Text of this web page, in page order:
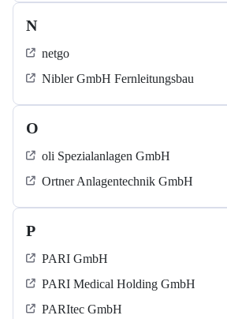
N
netgo
Nibler GmbH Fernleitungsbau
O
oli Spezialanlagen GmbH
Ortner Anlagentechnik GmbH
P
PARI GmbH
PARI Medical Holding GmbH
PARItec GmbH